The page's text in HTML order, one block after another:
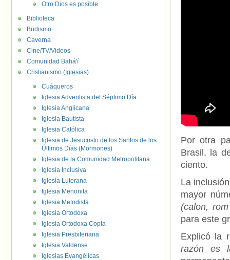
Por otra
Brasil, la
ciento.
La
mayor
(calon,
para este
Explicó la
razón es
Otro Dios es posible
Biblioteca
Budismo
Caverna
Cine/TV/Videos
Comunidad Bahá'í
Cristianismo (Iglesias)
Cuáqueros
Iglesia Adventista del Séptimo Día
Iglesia Anglicana
Iglesia Bautista
Iglesia Católica
Iglesia de Jesucristo de los Santos de los
Últimos Días (Mormones)
Iglesia de la Comunidad Metropolitana
Iglesia Inclusiva
Iglesia Luterana
Iglesia Menonita
Iglesia Metodista
Iglesia Ortodoxa
Iglesia Ortodoxa Copta
Iglesia Presbiteriana
Iglesia Valdense
Iglesias Evangélicas